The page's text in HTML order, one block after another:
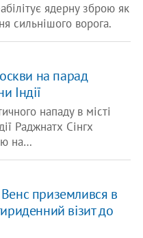
ядерну зброю як
сильнішого ворога.
на парад
Індії
нападу в місті
Раджнатх Сінгх
на…
приземлився в
візит до